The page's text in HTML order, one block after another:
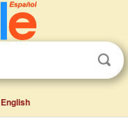
English